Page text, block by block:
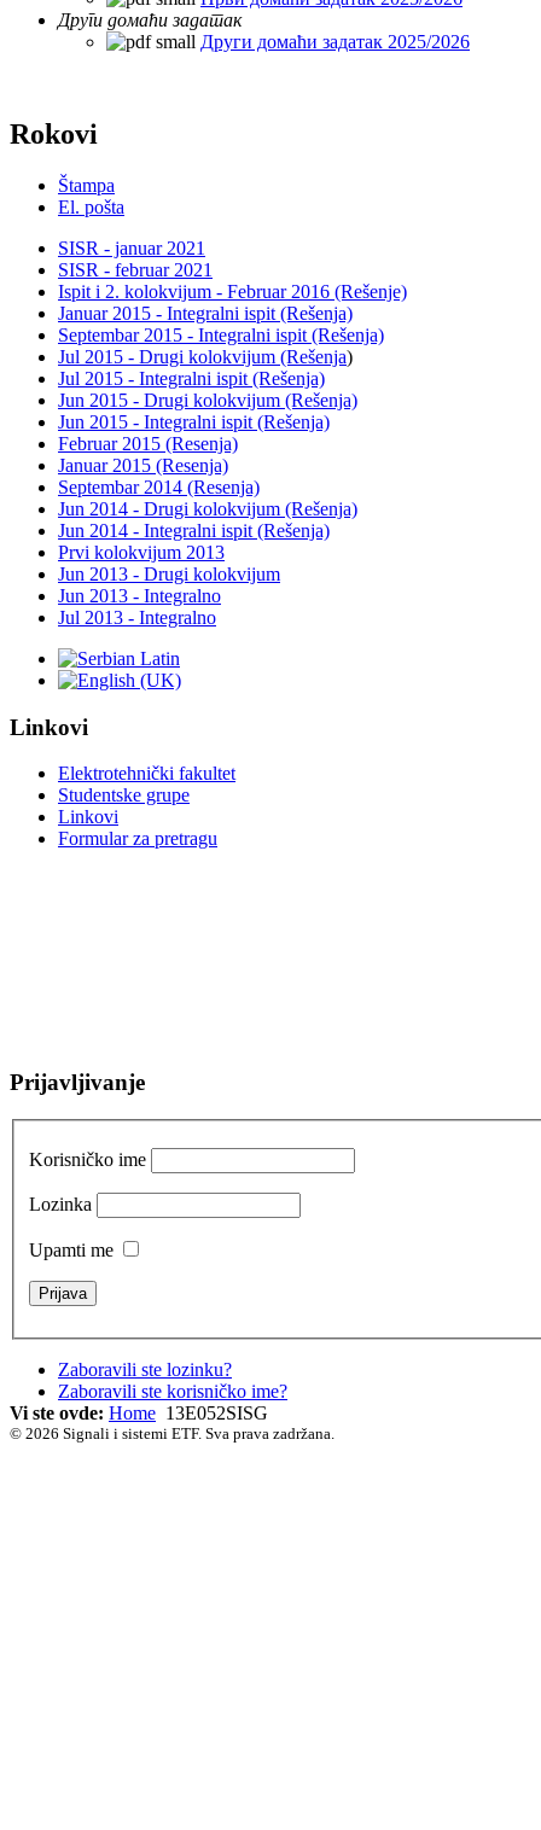
Други домаћи задатак
Други домаћи задатак 2025/2026
Rokovi
Štampa
El. pošta
SISR - januar 2021
SISR - februar 2021
Ispit i 2. kolokvijum - Februar 2016 (Rešenje)
Januar 2015 - Integralni ispit (Rešenja)
Septembar 2015 - Integralni ispit (Rešenja)
Jul 2015 - Drugi kolokvijum (Rešenja)
Jul 2015 - Integralni ispit (Rešenja)
Jun 2015 - Drugi kolokvijum (Rešenja)
Jun 2015 - Integralni ispit (Rešenja)
Februar 2015 (Resenja)
Januar 2015 (Resenja)
Septembar 2014 (Resenja)
Jun 2014 - Drugi kolokvijum (Rešenja)
Jun 2014 - Integralni ispit (Rešenja)
Prvi kolokvijum 2013
Jun 2013 - Drugi kolokvijum
Jun 2013 - Integralno
Jul 2013 - Integralno
Linkovi
Elektrotehnički fakultet
Studentske grupe
Linkovi
Formular za pretragu
Prijavljivanje
Korisničko ime
Lozinka
Upamti me
Zaboravili ste lozinku?
Zaboravili ste korisničko ime?
Vi ste ovde: Home 13E052SISG
© 2026 Signali i sistemi ETF. Sva prava zadržana.